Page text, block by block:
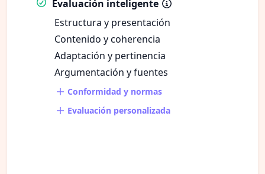
Evaluación inteligente
Estructura y presentación
Contenido y coherencia
Adaptación y pertinencia
Argumentación y fuentes
Conformidad y normas
Evaluación personalizada